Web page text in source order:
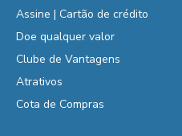
Assine | Cartão de crédito
Doe qualquer valor
Clube de Vantagens
Atrativos
Cota de Compras